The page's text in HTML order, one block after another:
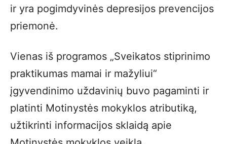
ir yra pogimdyvinės depresijos prevencijos
priemonė.
Vienas iš programos „Sveikatos stiprinimo
praktikumas mamai ir mažyliui“
įgyvendinimo uždavinių buvo pagaminti ir
platinti Motinystės mokyklos atributiką,
užtikrinti informacijos sklaidą apie